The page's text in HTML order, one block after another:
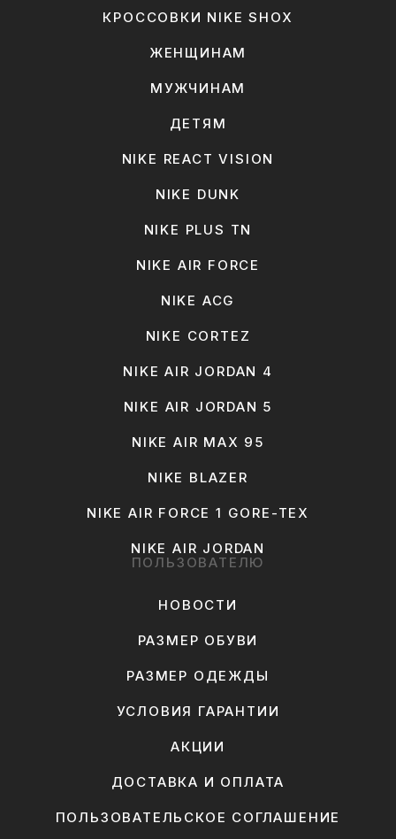
КРОССОВКИ NIKE SHOX
ЖЕНЩИНАМ
МУЖЧИНАМ
ДЕТЯМ
NIKE REACT VISION
NIKE DUNK
NIKE PLUS TN
NIKE AIR FORCE
NIKE ACG
NIKE CORTEZ
NIKE AIR JORDAN 4
NIKE AIR JORDAN 5
NIKE AIR MAX 95
NIKE BLAZER
NIKE AIR FORCE 1 GORE-TEX
NIKE AIR JORDAN
ПОЛЬЗОВАТЕЛЮ
НОВОСТИ
РАЗМЕР ОБУВИ
РАЗМЕР ОДЕЖДЫ
УСЛОВИЯ ГАРАНТИИ
АКЦИИ
ДОСТАВКА И ОПЛАТА
ПОЛЬЗОВАТЕЛЬСКОЕ СОГЛАШЕНИЕ